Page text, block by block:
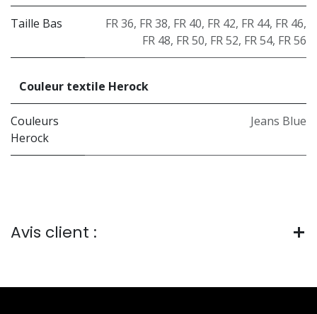
Taille Bas FR 36, FR 38, FR 40, FR 42, FR 44, FR 46,
FR 48, FR 50, FR 52, FR 54, FR 56
Couleur textile Herock
Couleurs
Herock
Jeans Blue
Avis client :